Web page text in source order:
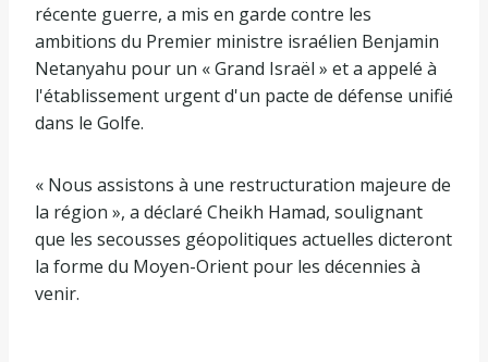
récente guerre, a mis en garde contre les
ambitions du Premier ministre israélien Benjamin
Netanyahu pour un « Grand Israël » et a appelé à
l'établissement urgent d'un pacte de défense unifié
dans le Golfe.
« Nous assistons à une restructuration majeure de
la région », a déclaré Cheikh Hamad, soulignant
que les secousses géopolitiques actuelles dicteront
la forme du Moyen-Orient pour les décennies à
venir.